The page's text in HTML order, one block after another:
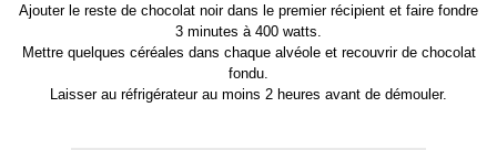
Ajouter le reste de chocolat noir dans le premier récipient et faire fondre
3 minutes à 400 watts.
Mettre quelques céréales dans chaque alvéole et recouvrir de chocolat
fondu.
Laisser au réfrigérateur au moins 2 heures avant de démouler.